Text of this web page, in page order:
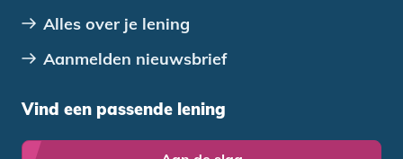
Alles over je lening
Aanmelden nieuwsbrief
Vind een passende lening